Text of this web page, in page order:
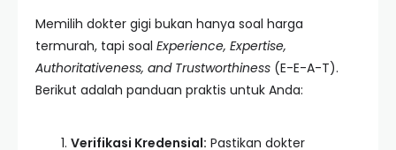
Memilih dokter gigi bukan hanya soal harga
termurah, tapi soal Experience, Expertise,
Authoritativeness, and Trustworthiness (E-E-A-T).
Berikut adalah panduan praktis untuk Anda:
Verifikasi Kredensial: Pastikan dokter